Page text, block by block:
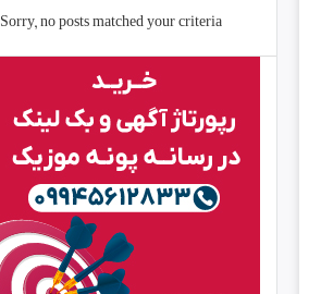
Sorry, no posts matched your criteria.